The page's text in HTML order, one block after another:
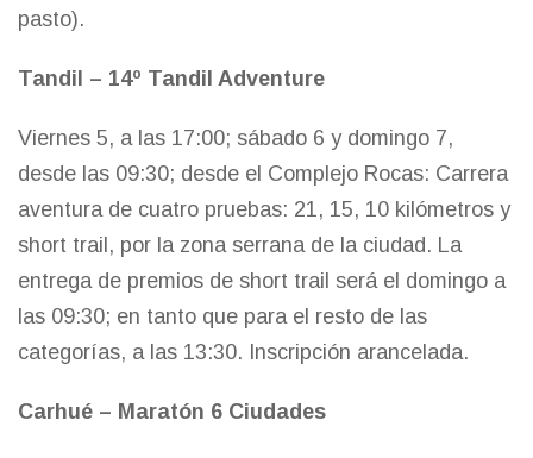
pasto).
Tandil – 14º Tandil Adventure
Viernes 5, a las 17:00; sábado 6 y domingo 7,
desde las 09:30; desde el Complejo Rocas: Carrera
aventura de cuatro pruebas: 21, 15, 10 kilómetros y
short trail, por la zona serrana de la ciudad. La
entrega de premios de short trail será el domingo a
las 09:30; en tanto que para el resto de las
categorías, a las 13:30. Inscripción arancelada.
Carhué – Maratón 6 Ciudades